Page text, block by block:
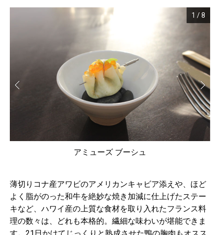
アミューズ ブーシュ
1 /8
薄切りコナ産アワビのアメリカンキャビア添えや、ほど
よく脂がのった和牛を絶妙な焼き加減に仕上げたステー
キなど、ハワイ産の上質な食材を取り入れたフランス料
理の数々は、どれも本格的。繊細な味わいが堪能できま